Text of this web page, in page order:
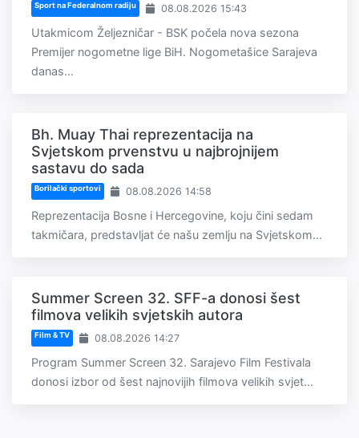
Sport na Federalnom radiju 08.08.2026 15:43
Utakmicom Željezničar - BSK počela nova sezona
Premijer nogometne lige BiH. Nogometašice Sarajeva
danas...
Bh. Muay Thai reprezentacija na
Svjetskom prvenstvu u najbrojnijem
sastavu do sada
Borilački sportovi 08.08.2026 14:58
Reprezentacija Bosne i Hercegovine, koju čini sedam
takmičara, predstavljat će našu zemlju na Svjetskom...
Summer Screen 32. SFF-a donosi šest
filmova velikih svjetskih autora
Film & TV 08.08.2026 14:27
Program Summer Screen 32. Sarajevo Film Festivala
donosi izbor od šest najnovijih filmova velikih svjet...